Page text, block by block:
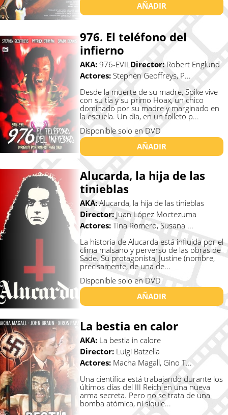
AÑADIR
976. El teléfono del
infierno
AKA: 976-EVILDirector: Robert Englund
Actores: Stephen Geoffreys, P...
Desde la muerte de su madre, Spike vive
con su tía y su primo Hoax, un chico
dominado por su madre y marginado en
la escuela. Un dia, en un folleto p...
Disponible solo en DVD
AÑADIR
Alucarda, la hija de las
tinieblas
AKA:Alucarda, la hija de las tinieblas
Director:Juan López Moctezuma
Actores: Tina Romero, Susana ...
La historia de Alucarda está influida por el
clima malsano y perverso de las obras de
Sade. Su protagonista, Justine (nombre,
precisamente, de una de...
Disponible solo en DVD
AÑADIR
La bestia en calor
AKA: La bestia in calore
Director: Luigi Batzella
Actores: Macha Magall, Gino T...
Una científica está trabajando durante los
últimos días del III Reich en una nueva
arma secreta. Pero no se trata de una
bomba atómica, ni siquie...